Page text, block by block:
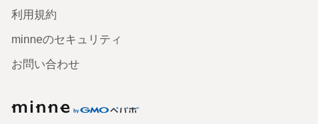
利用規約
minneのセキュリティ
お問い合わせ